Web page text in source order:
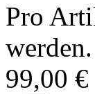
Pro
99,00 €